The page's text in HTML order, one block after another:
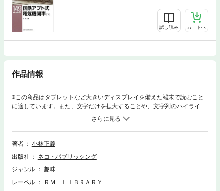
試し読み カートへ
作品情報
※この商品はタブレットなど大きいディスプレイを備えた端末で読むこと
に適しています。また、文字だけを拡大することや、文字列のハイライ
ト、検索、辞書の参照、引用などの機能が使用できません。日本初の電化
区間、アプト式を採用した碓氷線をその技術面から詳述。
著者
小林正義
出版社
ネコ・パブリッシング
ジャンル
趣味
レーベル
ＲＭ ＬＩＢＲＡＲＹ